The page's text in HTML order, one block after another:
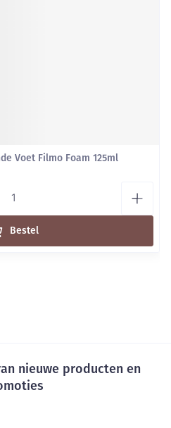
Voet Filmo Foam 125ml
Bestel
nieuwe producten en